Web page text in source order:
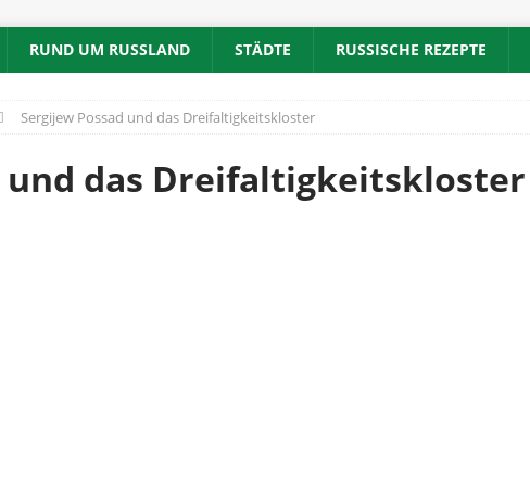
RUND UM RUSSLAND STÄDTE RUSSISCHE REZEPTE
Sergijew Possad und das Dreifaltigkeitskloster
und das Dreifaltigkeitskloster